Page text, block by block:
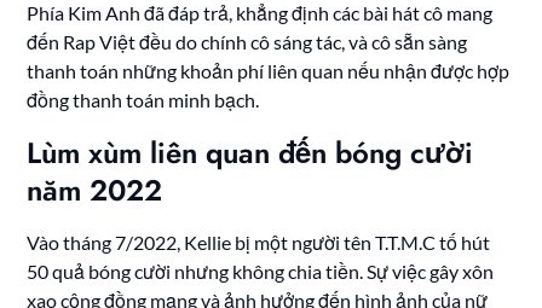
Phía Kim Anh đã đáp trả, khẳng định các bài hát cô mang
đến Rap Việt đều do chính cô sáng tác, và cô sẵn sàng
thanh toán những khoản phí liên quan nếu nhận được hợp
đồng thanh toán minh bạch.
Lùm xùm liên quan đến bóng cười
năm 2022
Vào tháng 7/2022, Kellie bị một người tên T.T.M.C tố hút
50 quả bóng cười nhưng không chia tiền. Sự việc gây xôn
xao cộng đồng mạng và ảnh hưởng đến hình ảnh của nữ